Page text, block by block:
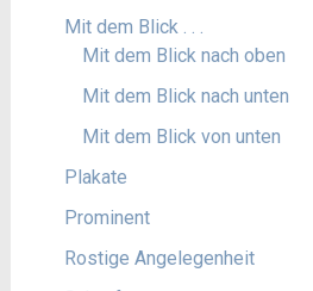
Mit dem Blick . . .
Mit dem Blick nach oben
Mit dem Blick nach unten
Mit dem Blick von unten
Plakate
Prominent
Rostige Angelegenheit